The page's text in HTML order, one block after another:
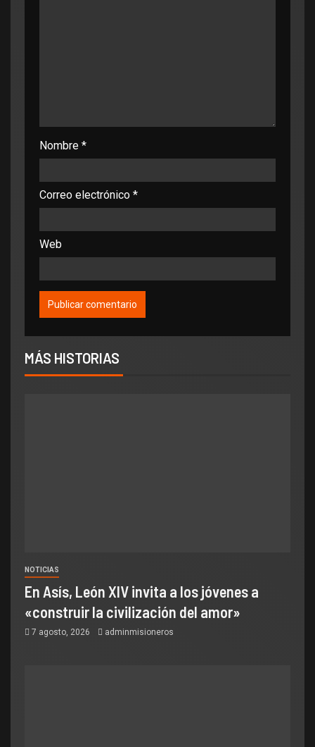
Nombre *
Correo electrónico *
Web
MÁS HISTORIAS
NOTICIAS
En Asís, León XIV invita a los jóvenes a
«construir la civilización del amor»
7 agosto, 2026 adminmisioneros